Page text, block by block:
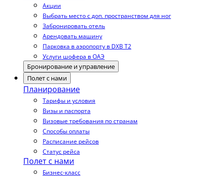
Акции
Выбрать место с доп. пространством для ног
Забронировать отель
Арендовать машину
Парковка в аэропорту в DXB T2
Услуги шофера в ОАЭ
Бронирование и управление
Полет с нами
Планирование
Тарифы и условия
Визы и паспорта
Визовые требования по странам
Способы оплаты
Расписание рейсов
Статус рейса
Полет с нами
Бизнес-класс